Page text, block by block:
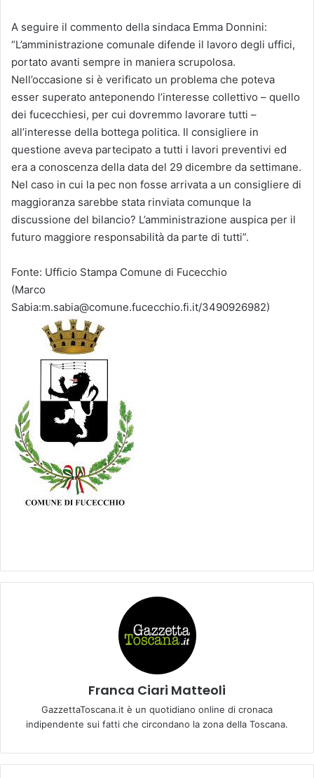
A seguire il commento della sindaca Emma Donnini:
“L’amministrazione comunale difende il lavoro degli uffici,
portato avanti sempre in maniera scrupolosa.
Nell’occasione si è verificato un problema che poteva
esser superato anteponendo l’interesse collettivo – quello
dei fucecchiesi, per cui dovremmo lavorare tutti –
all’interesse della bottega politica. Il consigliere in
questione aveva partecipato a tutti i lavori preventivi ed
era a conoscenza della data del 29 dicembre da settimane.
Nel caso in cui la pec non fosse arrivata a un consigliere di
maggioranza sarebbe stata rinviata comunque la
discussione del bilancio? L’amministrazione auspica per il
futuro maggiore responsabilità da parte di tutti”.
Fonte: Ufficio Stampa Comune di Fucecchio
(Marco
Sabia:m.sabia@comune.fucecchio.fi.it/3490926982)
Franca Ciari Matteoli
GazzettaToscana.it è un quotidiano online di cronaca
indipendente sui fatti che circondano la zona della Toscana.